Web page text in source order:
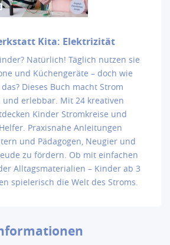
Kita: Elektrizität
Natürlich! Täglich nutzen sie
und Küchengeräte – doch wie
Dieses Buch macht Strom
erlebbar. Mit 24 kreativen
Kinder Stromkreise und
Praxisnahe Anleitungen
und Pädagogen, Neugier und
zu fördern. Ob mit einfachen
Alltagsmaterialien – Kinder ab 3
spielerisch die Welt des Stroms.